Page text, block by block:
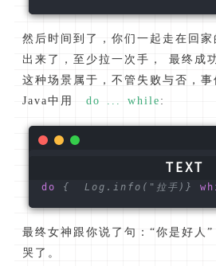
然后时间到了，你们一起走在回
出来了，至少拉一次手， 最终成
这种场景属于，不管失败与否，
Java中用 do ... while :
do {  Log.info("拉手)}
最终女神跟你说了句：“你是好人
哭了。